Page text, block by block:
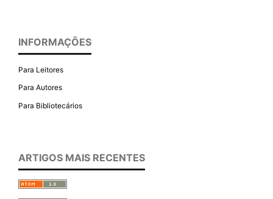
INFORMAÇÕES
Para Leitores
Para Autores
Para Bibliotecários
ARTIGOS MAIS RECENTES